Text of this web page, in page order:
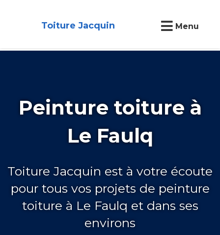
Toiture Jacquin Menu
Peinture toiture à
Le Faulq
Toiture Jacquin est à votre écoute
pour tous vos projets de peinture
toiture à Le Faulq et dans ses
environs